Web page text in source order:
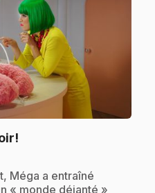
Méga a entraîné
« monde déjanté »